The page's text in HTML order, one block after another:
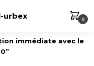
0
immédiate avec le